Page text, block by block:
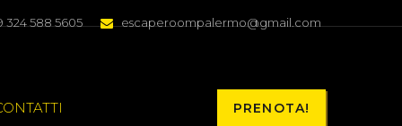
324 588 5605 escaperoompalermo@gmail.com
PRENOTA!